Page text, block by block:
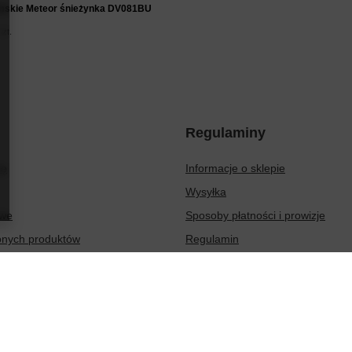
Meteor śnieżynka DV081BU
produktów
Regulaminy
Informacje o sklepie
Wysyłka
Sposoby płatności i prowizje
Regulamin